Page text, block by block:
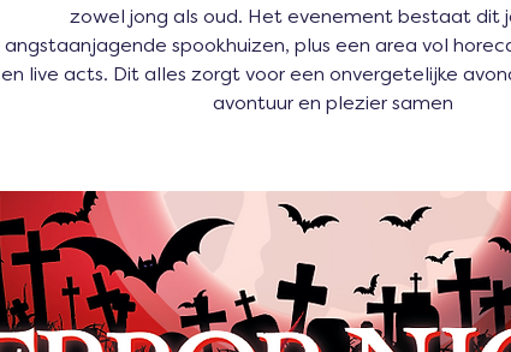
zowel jong als oud. Het evenement bestaat dit
angstaanjagende spookhuizen, plus een area vol
en live acts. Dit alles zorgt voor een onvergetelijke
avontuur en plezier samen